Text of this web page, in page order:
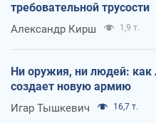
требовательной трусости
Александр Кирш 1,9 т.
Ни оружия, ни людей: как
создает новую армию
Игар Тышкевич 16,7 т.